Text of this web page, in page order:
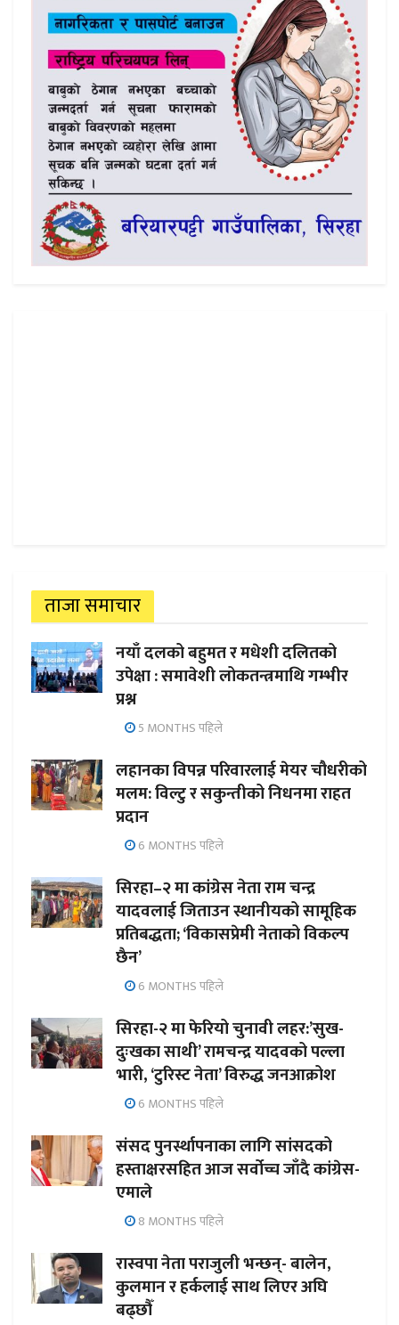
ताजा समाचार
नयाँ दलको बहुमत र मधेशी दलितको
उपेक्षा : समावेशी लोकतन्त्रमाथि गम्भीर
प्रश्न
5 MONTHS पहिले
लहानका विपन्न परिवारलाई मेयर चौधरीको
मलम: विल्टु र सकुन्तीको निधनमा राहत
प्रदान
6 MONTHS पहिले
सिरहा–२ मा कांग्रेस नेता राम चन्द्र
यादवलाई जिताउन स्थानीयको सामूहिक
प्रतिबद्धता; ‘विकासप्रेमी नेताको विकल्प
छैन’
6 MONTHS पहिले
सिरहा-२ मा फेरियो चुनावी लहर:’सुख-
दुःखका साथी’ रामचन्द्र यादवको पल्ला
भारी, ‘टुरिस्ट नेता’ विरुद्ध जनआक्रोश
6 MONTHS पहिले
संसद पुनर्स्थापनाका लागि सांसदको
हस्ताक्षरसहित आज सर्वोच्च जाँदै कांग्रेस-
एमाले
8 MONTHS पहिले
रास्वपा नेता पराजुली भन्छन्- बालेन,
कुलमान र हर्कलाई साथ लिएर अघि
बढ्छौँ